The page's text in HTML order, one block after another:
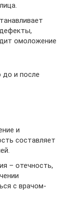
омоложение
и после
и
составляет
– отечность,
с врачом-